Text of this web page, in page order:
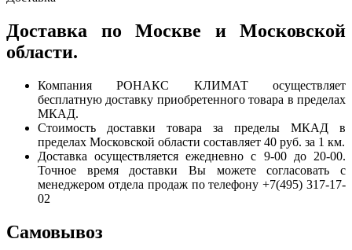
Доставка по Москве и Московской
области.
Компания РОНАКС КЛИМАТ осуществляет
бесплатную доставку приобретенного товара в пределах
МКАД.
Стоимость доставки товара за пределы МКАД в
пределах Московской области составляет 40 руб. за 1 км.
Доставка осуществляется ежедневно с 9-00 до 20-00.
Точное время доставки Вы можете согласовать с
менеджером отдела продаж по телефону +7(495) 317-17-
02
Самовывоз